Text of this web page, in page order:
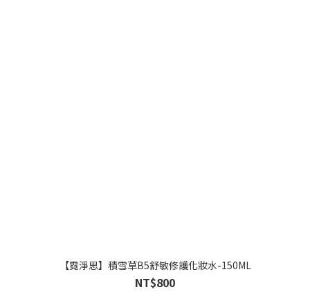
【霓淨思】積雪草B5舒敏修護化妝水-150ML
NT$800